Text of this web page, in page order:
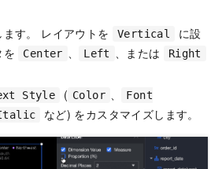
す。 レイアウトを
Vertical
に設
を
Center Left 、または Right
Style ( Color
Font
など) をカスタマイズします。